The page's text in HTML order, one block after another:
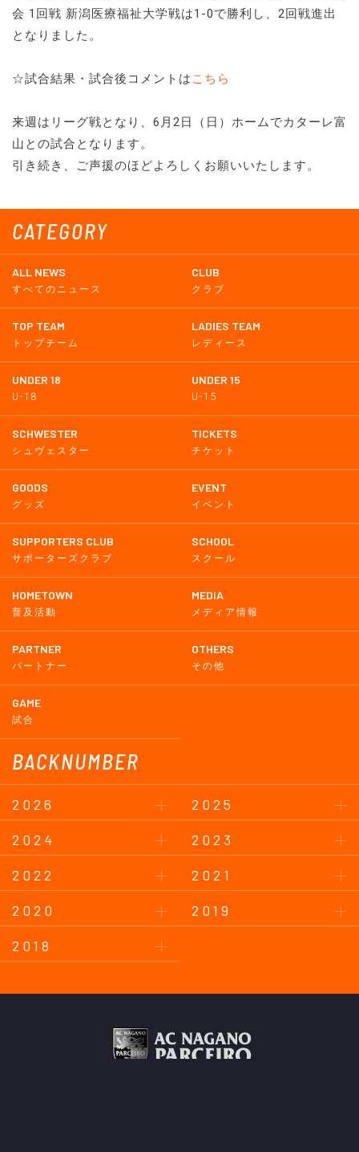
CATEGORY
ALL NEWS
すべてのニュース
CLUB
クラブ
TOP TEAM
トップチーム
LADIES TEAM
レディース
UNDER 18
U-18
UNDER 15
U-15
SCHWESTER
シュヴェスター
TICKETS
チケット
GOODS
グッズ
EVENT
イベント
SUPPORTERS CLUB
サポーターズクラブ
SCHOOL
スクール
HOMETOWN
普及活動
MEDIA
メディア情報
PARTNER
パートナー
OTHERS
その他
GAME
試合
BACKNUMBER
2026
2025
2024
2023
2022
2021
2020
2019
2018
会 1回戦 新潟医療福祉大学戦は1-0で勝利し、2回戦進出
となりました。
☆試合結果・試合後コメントは こちら
来週はリーグ戦となり、6月2日（日）ホームでカターレ富
山との試合となります。
引き続き、ご声援のほどよろしくお願いいたします。